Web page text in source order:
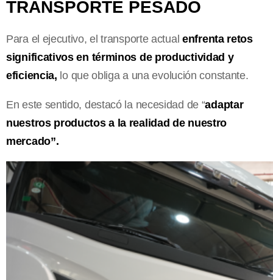
TRANSPORTE PESADO
Para el ejecutivo, el transporte actual enfrenta retos
significativos en términos de productividad y
eficiencia, lo que obliga a una evolución constante.
En este sentido, destacó la necesidad de “adaptar
nuestros productos a la realidad de nuestro
mercado”.